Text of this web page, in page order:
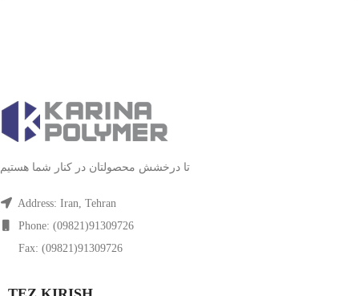
تا درخشش محصولتان در کنار شما هستیم
Address: Iran, Tehran
Phone: (09821)91309726
Fax: (09821)91309726